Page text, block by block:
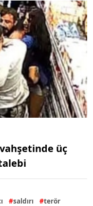
üç
saldırı
terör